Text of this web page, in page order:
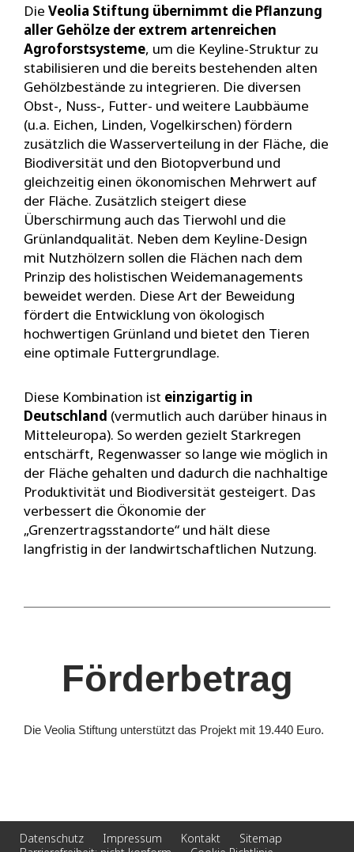
Die Veolia Stiftung übernimmt die Pflanzung
aller Gehölze der extrem artenreichen
Agroforstsysteme, um die Keyline-Struktur zu
stabilisieren und die bereits bestehenden alten
Gehölzbestände zu integrieren. Die diversen
Obst-, Nuss-, Futter- und weitere Laubbäume
(u.a. Eichen, Linden, Vogelkirschen) fördern
zusätzlich die Wasserverteilung in der Fläche, die
Biodiversität und den Biotopverbund und
gleichzeitig einen ökonomischen Mehrwert auf
der Fläche. Zusätzlich steigert diese
Überschirmung auch das Tierwohl und die
Grünlandqualität. Neben dem Keyline-Design
mit Nutzhölzern sollen die Flächen nach dem
Prinzip des holistischen Weidemanagements
beweidet werden. Diese Art der Beweidung
fördert die Entwicklung von ökologisch
hochwertigen Grünland und bietet den Tieren
eine optimale Futtergrundlage.
Diese Kombination ist einzigartig in
Deutschland (vermutlich auch darüber hinaus in
Mitteleuropa). So werden gezielt Starkregen
entschärft, Regenwasser so lange wie möglich in
der Fläche gehalten und dadurch die nachhaltige
Produktivität und Biodiversität gesteigert. Das
verbessert die Ökonomie der
„Grenzertragsstandorte“ und hält diese
langfristig in der landwirtschaftlichen Nutzung.
Förderbetrag
Die Veolia Stiftung unterstützt das Projekt mit 19.440 Euro.
Datenschutz Impressum Kontakt
Sitemap